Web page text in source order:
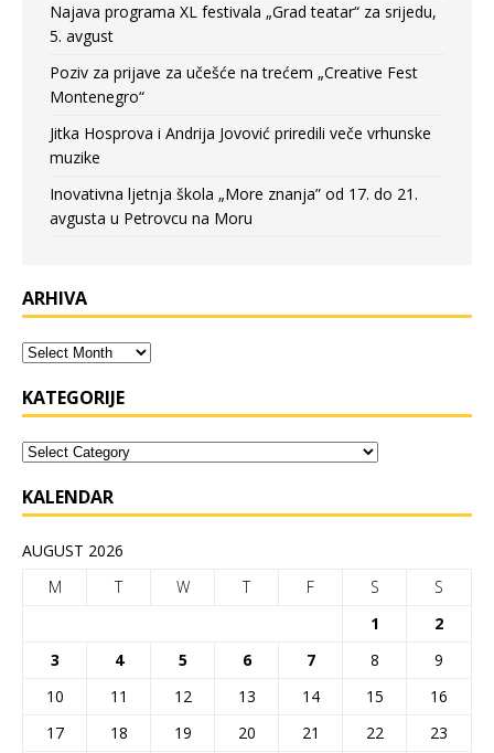
Najava programa XL festivala „Grad teatar“ za srijedu,
5. avgust
Poziv za prijave za učešće na trećem „Creative Fest
Montenegro“
Jitka Hosprova i Andrija Jovović priredili veče vrhunske
muzike
Inovativna ljetnja škola „More znanja” od 17. do 21.
avgusta u Petrovcu na Moru
ARHIVA
KATEGORIJE
KALENDAR
AUGUST 2026
M
T W T F S
S
1
2
3
4 5 6 7 8
9
10
11 12 13 14 15
16
17
18 19 20 21 22 23